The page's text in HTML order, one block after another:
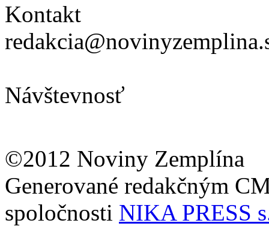
Kontakt
Návštevnosť
©2012 Noviny Zemplína
Generované redakčným
spoločnosti NIKA PRESS